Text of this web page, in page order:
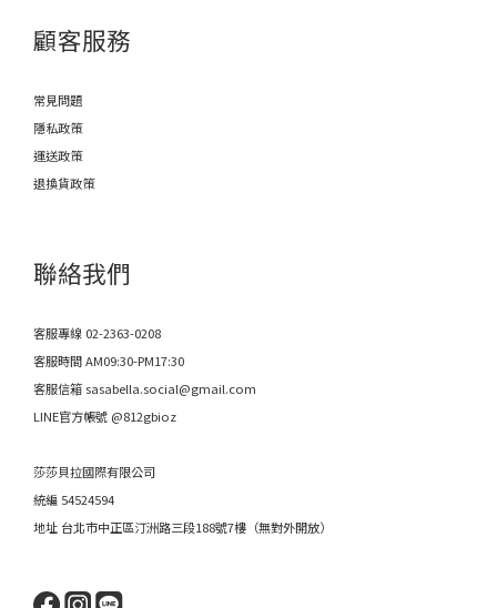
顧客服務
常見問題
隱私政策
運送政策
退換貨政策
聯絡我們
客服專線 02-2363-0208
客服時間 AM09:30-PM17:30
客服信箱 sasabella.social@gmail.com
LINE官方帳號 @812gbioz
莎莎貝拉國際有限公司
統編 54524594
地址 台北市中正區汀洲路三段188號7樓（無對外開放）